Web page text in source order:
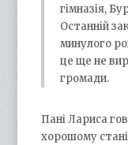
гімназія,
Останній
минулого
це ще не
громади.
Пані Лариса
хорошому